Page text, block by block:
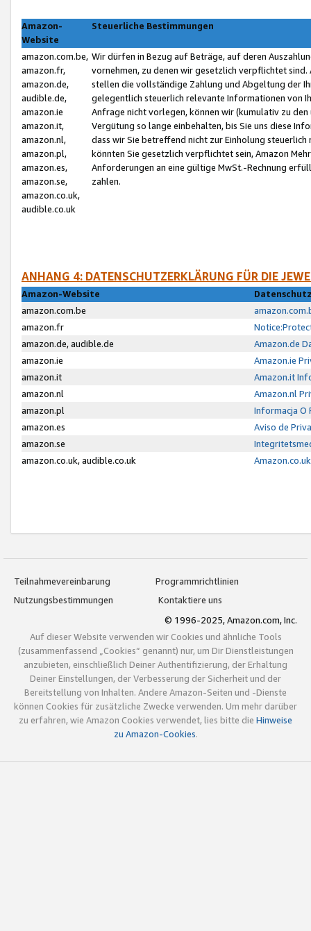
Amazon-
Website
Steuerliche Bestimmungen
amazon.com.be,
amazon.fr,
amazon.de,
audible.de,
amazon.ie
amazon.it,
amazon.nl,
amazon.pl,
amazon.es,
amazon.se,
amazon.co.uk,
audible.co.uk
Wir dürfen in Bezug auf Beträge, auf deren
vornehmen, zu denen wir gesetzlich verpflichtet
stellen die vollständige Zahlung und Abgeltung der
gelegentlich steuerlich relevante Informationen von
Anfrage nicht vorlegen, können wir (kumulativ zu
Vergütung so lange einbehalten, bis Sie uns diese
dass wir Sie betreffend nicht zur Einholung
könnten Sie gesetzlich verpflichtet sein, Amazon
Anforderungen an eine gültige MwSt.-Rechnung
zahlen.
ANHANG 4: DATENSCHUTZERKLÄRUNG FÜR DIE
Amazon-Website
amazon.com.be
amazon.fr
amazon.de, audible.de
Amazon.de
amazon.ie
Amazon.ie
amazon.it
Amazon.it
amazon.nl
Amazon.nl
amazon.pl
Informacja O
amazon.es
Aviso de
amazon.se
amazon.co.uk, audible.co.uk
Teilnahmevereinbarung
Programmrichtlinien
Nutzungsbestimmungen
Kontaktiere uns
© 1996-2025, Amazon.com, Inc.
Auf dieser Website verwenden wir Cookies und ähnliche Tools
(zusammenfassend „Cookies“ genannt) nur, um Dir Dienstleistungen
anzubieten, einschließlich Deiner Authentifizierung, der Erhaltung
Deiner Einstellungen, der Verbesserung der Sicherheit und der
Bereitstellung von Inhalten. Andere Amazon-Seiten und -Dienste
können Cookies für zusätzliche Zwecke verwenden. Um mehr darüber
zu erfahren, wie Amazon Cookies verwendet, lies bitte die Hinweise
zu Amazon-Cookies.